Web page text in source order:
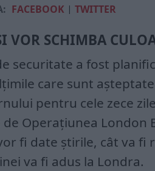
FACEBOOK | TWITTER
VOR SCHIMBA
securitate a fost
care sunt
pentru cele zece
Operațiunea London
fi date știrile, cât va fi
va fi adus la Londra.